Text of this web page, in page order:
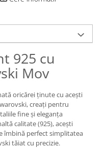
925 cu
Mov
oricărei ținute cu acești
creați pentru
fine și eleganța
calitate (925), acești
îmbină perfect simplitatea
tăiat cu precizie.